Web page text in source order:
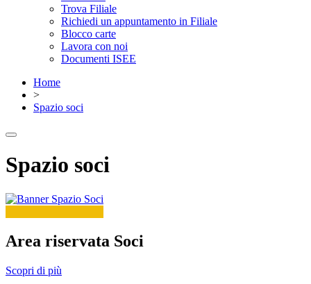
Trova Filiale
Richiedi un appuntamento in Filiale
Blocco carte
Lavora con noi
Documenti ISEE
Home
>
Spazio soci
Spazio soci
Area riservata Soci
Scopri di più